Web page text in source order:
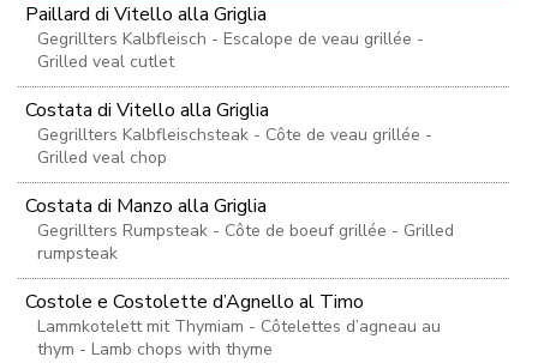
Paillard di Vitello alla Griglia
Gegrillters Kalbfleisch - Escalope de veau grillée -
Grilled veal cutlet
Costata di Vitello alla Griglia
Gegrillters Kalbfleischsteak - Côte de veau grillée -
Grilled veal chop
Costata di Manzo alla Griglia
Gegrillters Rumpsteak - Côte de boeuf grillée - Grilled
rumpsteak
Costole e Costolette d’Agnello al Timo
Lammkotelett mit Thymiam - Côtelettes d’agneau au
thym - Lamb chops with thyme